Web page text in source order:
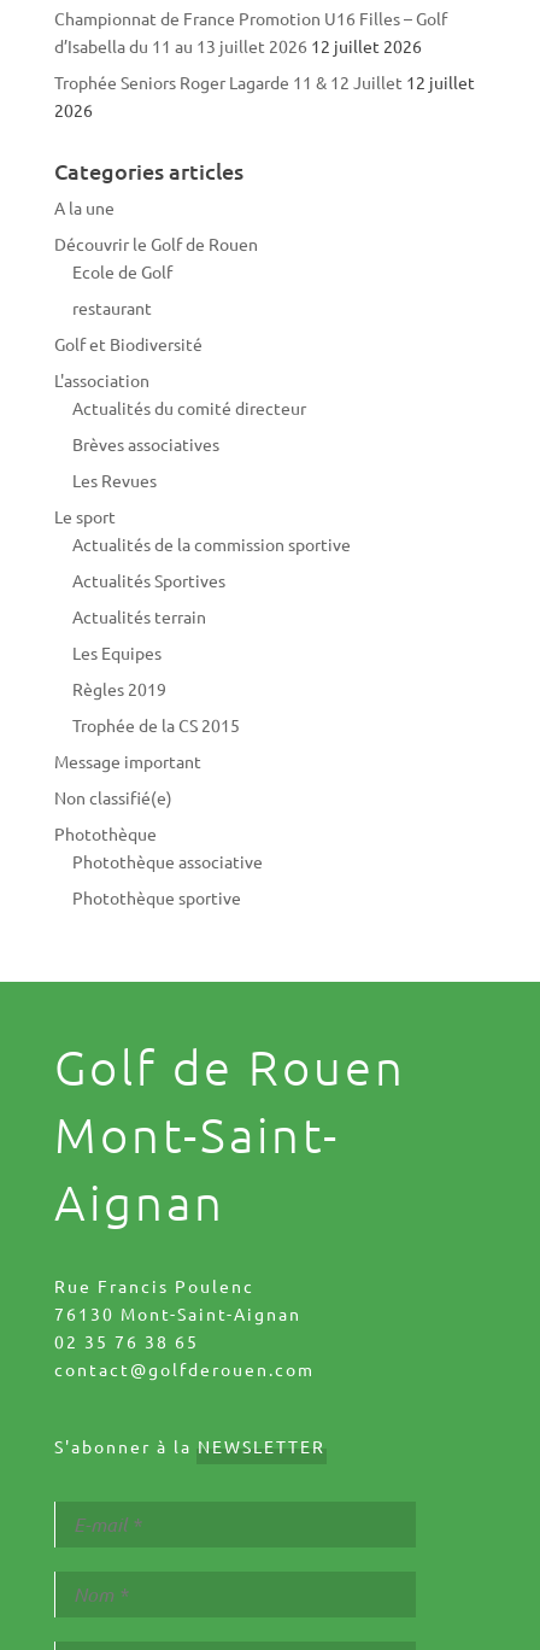
Championnat de France Promotion U16 Filles – Golf
d’Isabella du 11 au 13 juillet 2026 12 juillet 2026
Trophée Seniors Roger Lagarde 11 & 12 Juillet 12 juillet
2026
Categories articles
A la une
Découvrir le Golf de Rouen
Ecole de Golf
restaurant
Golf et Biodiversité
L'association
Actualités du comité directeur
Brèves associatives
Les Revues
Le sport
Actualités de la commission sportive
Actualités Sportives
Actualités terrain
Les Equipes
Règles 2019
Trophée de la CS 2015
Message important
Non classifié(e)
Photothèque
Photothèque associative
Photothèque sportive
Golf de Rouen
Mont-Saint-
Aignan
Rue Francis Poulenc
76130 Mont-Saint-Aignan
02 35 76 38 65
contact@golfderouen.com
S'abonner à la NEWSLETTER